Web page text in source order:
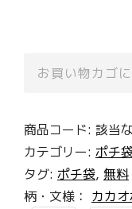
の
ポ
チ
袋
お買い物カゴ
商品コード: 該当
カテゴリー: ポチ
タグ: ポチ袋, 無料
柄・文様： カカ